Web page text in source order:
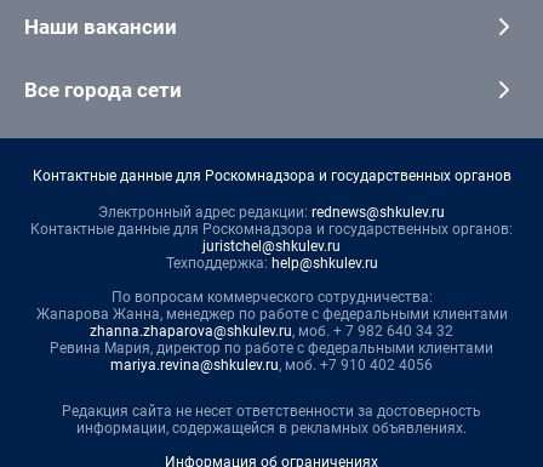
Наши вакансии
Все города сети
Контактные данные для Роскомнадзора и государственных органов
Электронный адрес редакции: rednews@shkulev.ru
Контактные данные для Роскомнадзора и государственных органов:
juristchel@shkulev.ru
Техподдержка: help@shkulev.ru
По вопросам коммерческого сотрудничества:
Жапарова Жанна, менеджер по работе с федеральными клиентами
zhanna.zhaparova@shkulev.ru, моб. + 7 982 640 34 32
Ревина Мария, директор по работе с федеральными клиентами
mariya.revina@shkulev.ru, моб. +7 910 402 4056
Редакция сайта не несет ответственности за достоверность
информации, содержащейся в рекламных объявлениях.
Информация об ограничениях